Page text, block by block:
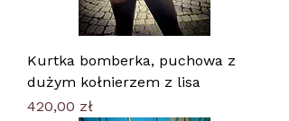
Kurtka bomberka, puchowa z
dużym kołnierzem z lisa
Cena
420,00 zł